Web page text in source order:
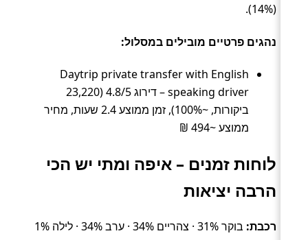
(14%).
נהגים פרטיים מובילים במסלול:
Daytrip private transfer with English
speaking driver – דירוג 4.8/5 (23,220
ביקורות, ~100%), זמן ממוצע 2.4 שעות, מחיר
ממוצע ~494 ₪
לוחות זמנים – איפה ומתי יש הכי
הרבה יציאות
רכבת: בוקר 31% · צהריים 34% · ערב 34% · לילה 1%